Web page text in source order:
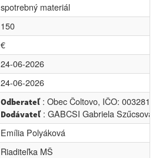
spotrebný materiál
150
€
24-06-2026
24-06-2026
Odberateľ: Obec Čoltovo, IČO:
Dodávateľ: GABCSI Gabriela Szűcsová,
Emília Polyáková
Riaditeľka MŠ